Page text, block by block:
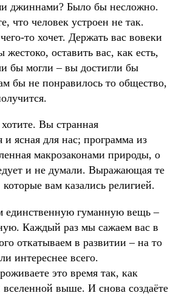
джиннами? Было бы несложно.
что человек устроен не так.
то хочет. Держать вас вовеки
оставить вас, как есть,
бы могли – вы достигли бы
бы не понравилось то общество,
Вы странная
и ясная для нас; программа из
макрозаконами природы, о
и не думали. Выражающая те
вам казались религией.
единственную гуманную вещь –
Каждый раз мы сажаем вас в
откатываем в развитии – на то
интереснее всего.
это время так, как
выше. И снова создаёте